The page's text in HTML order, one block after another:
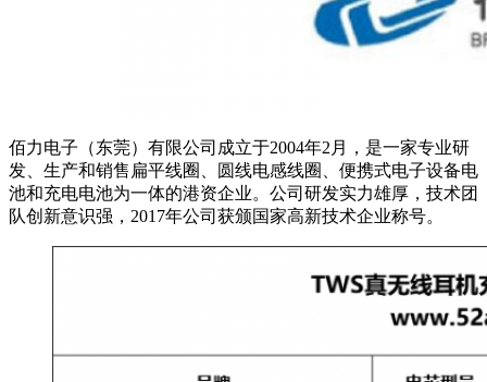
佰力电子（东莞）有限公司成立于2004年2月，是一家专业研
发、生产和销售扁平线圈、圆线电感线圈、便携式电子设备电
池和充电电池为一体的港资企业。公司研发实力雄厚，技术团
队创新意识强，2017年公司获颁国家高新技术企业称号。